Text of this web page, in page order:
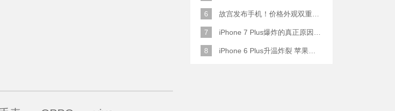
6 故宫发布手机！价格外观双重逆天！
7 iPhone 7 Plus爆炸的真正原因原来是这样
8 iPhone 6 Plus升温炸裂 苹果赔了一部全新的